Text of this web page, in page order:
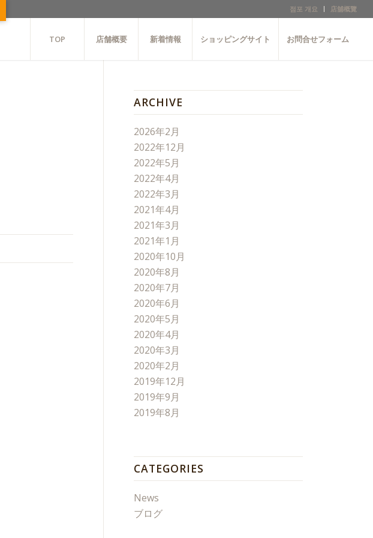
점포 개요 店舖概覽
TOP 店舗概要 新着情報 ショッピングサイト お問合せフォーム
ARCHIVE
2026年2月
2022年12月
2022年5月
2022年4月
2022年3月
2021年4月
2021年3月
2021年1月
2020年10月
2020年8月
2020年7月
2020年6月
2020年5月
2020年4月
2020年3月
2020年2月
2019年12月
2019年9月
2019年8月
CATEGORIES
News
ブログ